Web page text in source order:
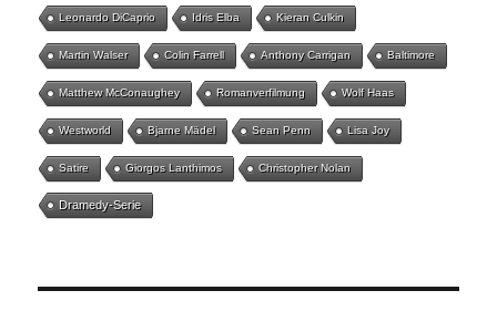
Leonardo DiCaprio Idris Elba Kieran Culkin
Martin Walser Colin Farrell Anthony Carrigan Baltimore
Matthew McConaughey Romanverfilmung Wolf Haas
Westworld Bjarne Mädel Sean Penn Lisa Joy
Satire Giorgos Lanthimos Christopher Nolan
Dramedy-Serie